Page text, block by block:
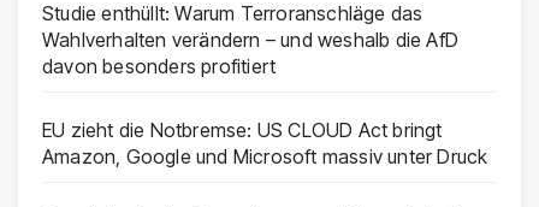
Studie enthüllt: Warum Terroranschläge das
Wahlverhalten verändern – und weshalb die AfD
davon besonders profitiert
EU zieht die Notbremse: US CLOUD Act bringt
Amazon, Google und Microsoft massiv unter Druck